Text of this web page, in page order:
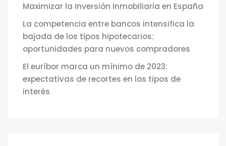
Maximizar la Inversión Inmobiliaria en España
La competencia entre bancos intensifica la
bajada de los tipos hipotecarios:
oportunidades para nuevos compradores
El euríbor marca un mínimo de 2023:
expectativas de recortes en los tipos de
interés